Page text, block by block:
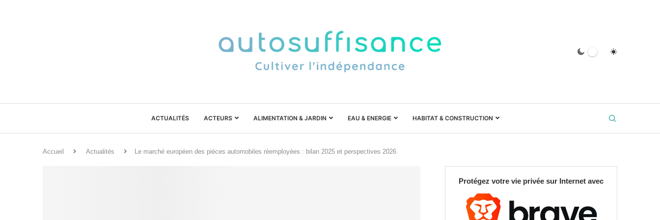
ACTUALITÉS ACTEURS ALIMENTATION & JARDIN EAU & ENERGIE HABITAT & CONSTRUCTION
Accueil Actualités Le marché européen des pièces automobiles réemployées : bilan 2025 et perspectives 2026
Protégez votre vie privée sur Internet avec